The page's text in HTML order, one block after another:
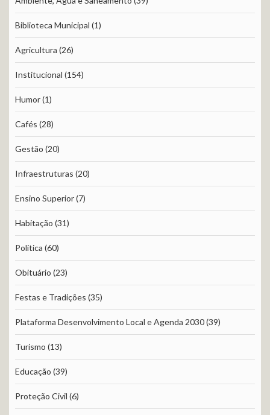
Biblioteca Municipal (1)
Agricultura (26)
Institucional (154)
Humor(1)
Cafés (28)
Gestão (20)
Infraestruturas (20)
Ensino Superior(7)
Habitação (31)
Política (60)
Obituário (23)
Festas e Tradições (35)
Plataforma Desenvolvimento Local e Agenda 2030(39)
Turismo (13)
Educação (39)
Proteção Civil (6)